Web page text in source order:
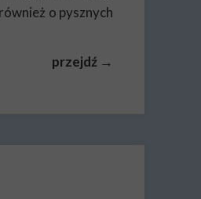
o pysznych
przejdź →